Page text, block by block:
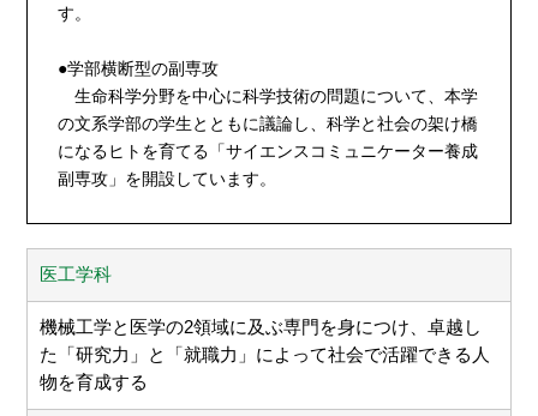
す。
●学部横断型の副専攻
生命科学分野を中心に科学技術の問題について、本学
の文系学部の学生とともに議論し、科学と社会の架け橋
になるヒトを育てる「サイエンスコミュニケーター養成
副専攻」を開設しています。
医工学科
機械工学と医学の2領域に及ぶ専門を身につけ、卓越し
た「研究力」と「就職力」によって社会で活躍できる人
物を育成する